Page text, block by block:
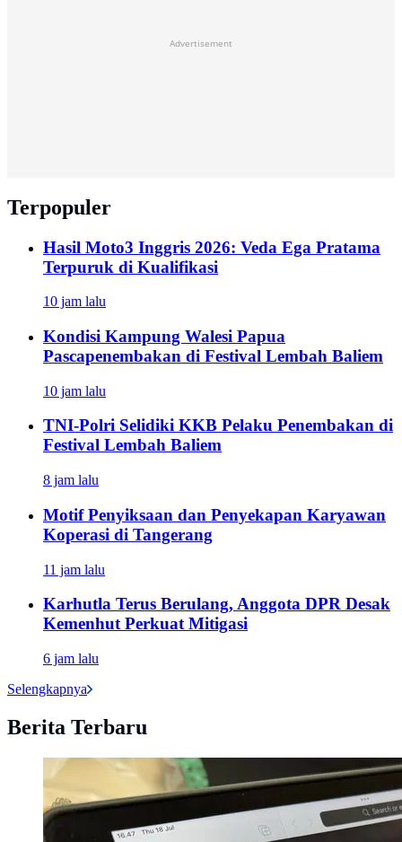
Advertisement
Terpopuler
Hasil Moto3 Inggris 2026: Veda Ega Pratama
Terpuruk di Kualifikasi
10 jam lalu
Kondisi Kampung Walesi Papua
Pascapenembakan di Festival Lembah Baliem
10 jam lalu
TNI-Polri Selidiki KKB Pelaku Penembakan di
Festival Lembah Baliem
8 jam lalu
Motif Penyiksaan dan Penyekapan Karyawan
Koperasi di Tangerang
11 jam lalu
Karhutla Terus Berulang, Anggota DPR Desak
Kemenhut Perkuat Mitigasi
6 jam lalu
Selengkapnya
Berita Terbaru